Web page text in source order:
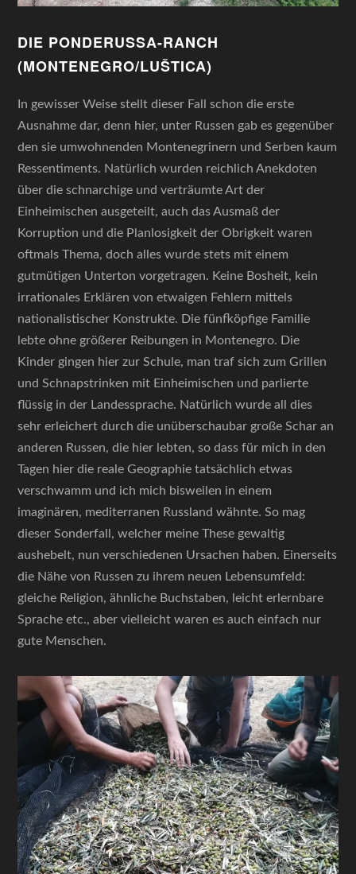
DIE PONDERUSSA-RANCH
(MONTENEGRO/LUŠTICA)
In gewisser Weise stellt dieser Fall schon die erste
Ausnahme dar, denn hier, unter Russen gab es gegenüber
den sie umwohnenden Montenegrinern und Serben kaum
Ressentiments. Natürlich wurden reichlich Anekdoten
über die schnarchige und verträumte Art der
Einheimischen ausgeteilt, auch das Ausmaß der
Korruption und die Planlosigkeit der Obrigkeit waren
oftmals Thema, doch alles wurde stets mit einem
gutmütigen Unterton vorgetragen. Keine Bosheit, kein
irrationales Erklären von etwaigen Fehlern mittels
nationalistischer Konstrukte. Die fünfköpfige Familie
lebte ohne größerer Reibungen in Montenegro. Die
Kinder gingen hier zur Schule, man traf sich zum Grillen
und Schnapstrinken mit Einheimischen und parlierte
flüssig in der Landessprache. Natürlich wurde all dies
sehr erleichert durch die unüberschaubar große Schar an
anderen Russen, die hier lebten, so dass für mich in den
Tagen hier die reale Geographie tatsächlich etwas
verschwamm und ich mich bisweilen in einem
imaginären, mediterranen Russland wähnte. So mag
dieser Sonderfall, welcher meine These gewaltig
aushebelt, nun verschiedenen Ursachen haben. Einerseits
die Nähe von Russen zu ihrem neuen Lebensumfeld:
gleiche Religion, ähnliche Buchstaben, leicht erlernbare
Sprache etc., aber vielleicht waren es auch einfach nur
gute Menschen.